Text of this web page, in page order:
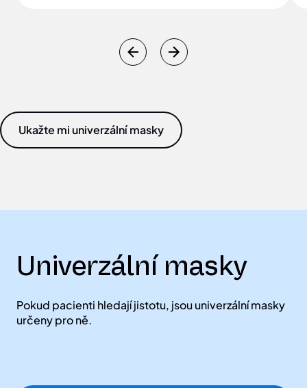
Pokud pacienti hledají jistotu, jsou univerzální masky